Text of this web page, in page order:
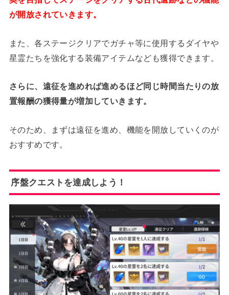
が開放されていきます。
また、各ステージクリアでガチャ等に使用するダイヤや
星霊たちを強化する装備アイテムなども獲得できます。
さらに、遠征を進めれば進めるほど同じ時間当たりの放
置報酬の獲得量が増加していきます。
そのため、まずは遠征を進め、機能を開放していくのが
おすすめです。
序盤クエストを達成しよう！